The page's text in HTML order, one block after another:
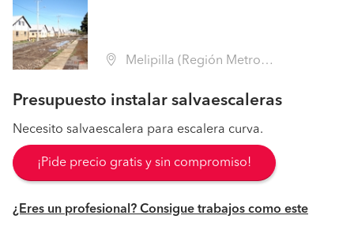
Melipilla (Región Metropolitana - Melipilla)
Presupuesto instalar salvaescaleras
Necesito salvaescalera para escalera curva.
¡Pide precio gratis y sin compromiso!
¿Eres un profesional? Consigue trabajos como este